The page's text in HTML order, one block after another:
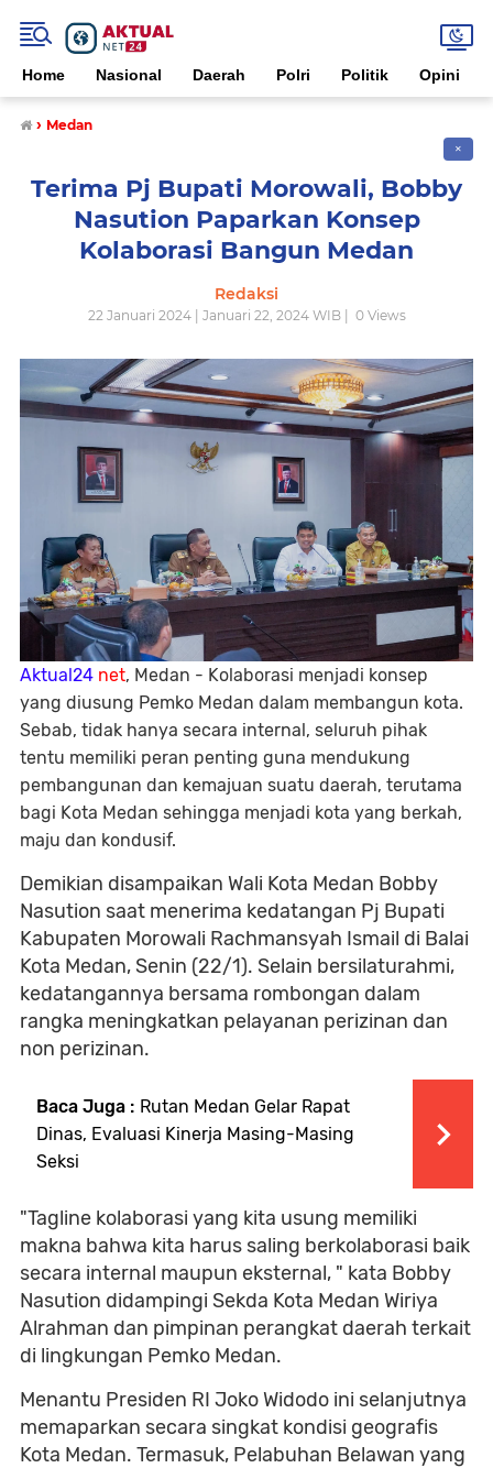
Home Nasional Daerah Polri Politik Opini
› Medan
✕
Terima Pj Bupati Morowali, Bobby
Nasution Paparkan Konsep
Kolaborasi Bangun Medan
Redaksi
22 Januari 2024 | Januari 22, 2024 WIB | 0Views
Aktual24 net, Medan - Kolaborasi menjadi konsep
yang diusung Pemko Medan dalam membangun kota.
Sebab, tidak hanya secara internal, seluruh pihak
tentu memiliki peran penting guna mendukung
pembangunan dan kemajuan suatu daerah, terutama
bagi Kota Medan sehingga menjadi kota yang berkah,
maju dan kondusif.
Demikian disampaikan Wali Kota Medan Bobby
Nasution saat menerima kedatangan Pj Bupati
Kabupaten Morowali Rachmansyah Ismail di Balai
Kota Medan, Senin (22/1). Selain bersilaturahmi,
kedatangannya bersama rombongan dalam
rangka meningkatkan pelayanan perizinan dan
non perizinan.
Baca Juga : Rutan Medan Gelar Rapat
Dinas, Evaluasi Kinerja Masing-Masing
Seksi
"Tagline kolaborasi yang kita usung memiliki
makna bahwa kita harus saling berkolaborasi baik
secara internal maupun eksternal, " kata Bobby
Nasution didampingi Sekda Kota Medan Wiriya
Alrahman dan pimpinan perangkat daerah terkait
di lingkungan Pemko Medan.
Menantu Presiden RI Joko Widodo ini selanjutnya
memaparkan secara singkat kondisi geografis
Kota Medan. Termasuk, Pelabuhan Belawan yang